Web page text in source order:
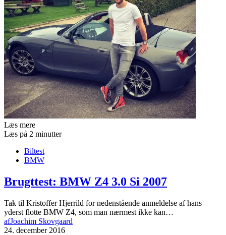
Læs mere
Læs på 2 minutter
Biltest
BMW
Brugttest: BMW Z4 3.0 Si 2007
Tak til Kristoffer Hjerrild for nedenstående anmeldelse af hans
yderst flotte BMW Z4, som man nærmest ikke kan…
afJoachim Skovgaard
24. december 2016